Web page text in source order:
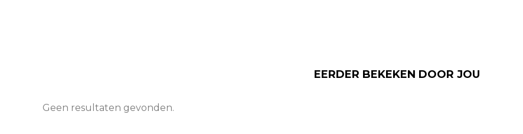
EERDER BEKEKEN DOOR JOU
Geen resultaten gevonden.